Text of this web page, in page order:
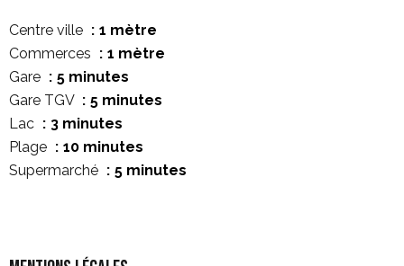
Centre ville
1 mètre
Commerces
1 mètre
Gare
5 minutes
Gare TGV
5 minutes
Lac
3 minutes
Plage
10 minutes
Supermarché
5 minutes